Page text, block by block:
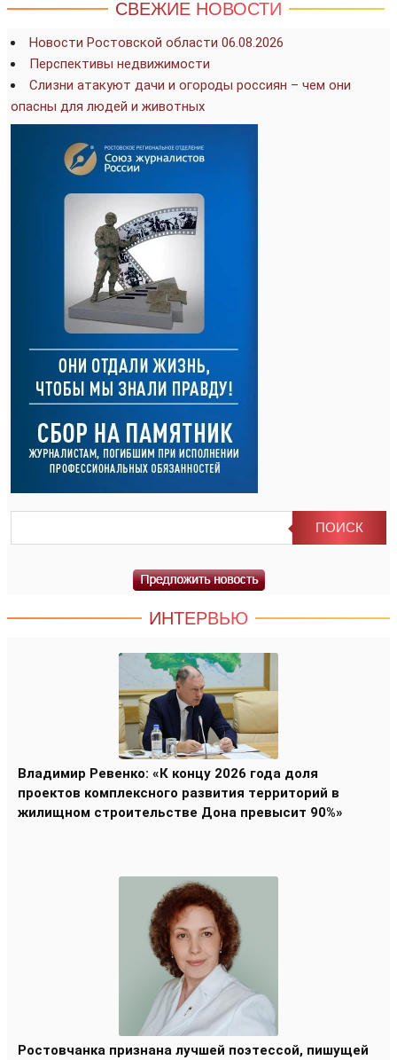
СВЕЖИЕ НОВОСТИ
Новости Ростовской области 06.08.2026
Перспективы недвижимости
Слизни атакуют дачи и огороды россиян – чем они
опасны для людей и животных
ИНТЕРВЬЮ
Владимир Ревенко: «К концу 2026 года доля
проектов комплексного развития территорий в
жилищном строительстве Дона превысит 90%»
Ростовчанка признана лучшей поэтессой, пишущей